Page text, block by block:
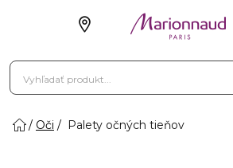
Oči Palety očných tieňov